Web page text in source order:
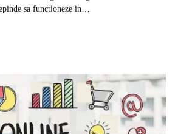
sa functioneze in…